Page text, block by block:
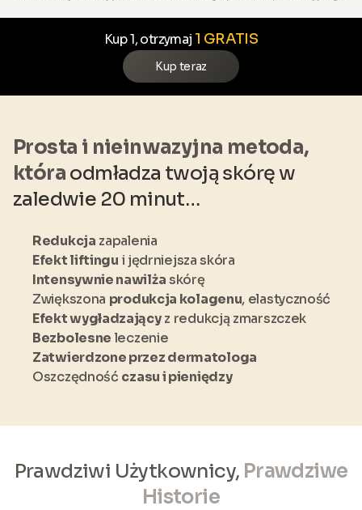
Kup 1, otrzymaj 1 GRATIS
Kup teraz
Prosta i nieinwazyjna metoda,
która odmładza twoją skórę w
zaledwie 20 minut…
Redukcja zapalenia
Efekt liftingu i jędrniejsza skóra
Intensywnie nawilżaskórę
Zwiększona produkcja kolagenu, elastyczność
Efekt wygładzającyz redukcją zmarszczek
Bezbolesne leczenie
Zatwierdzone przez dermatologa
Oszczędność czasu i pieniędzy
Prawdziwi Użytkownicy, Prawdziwe
Historie